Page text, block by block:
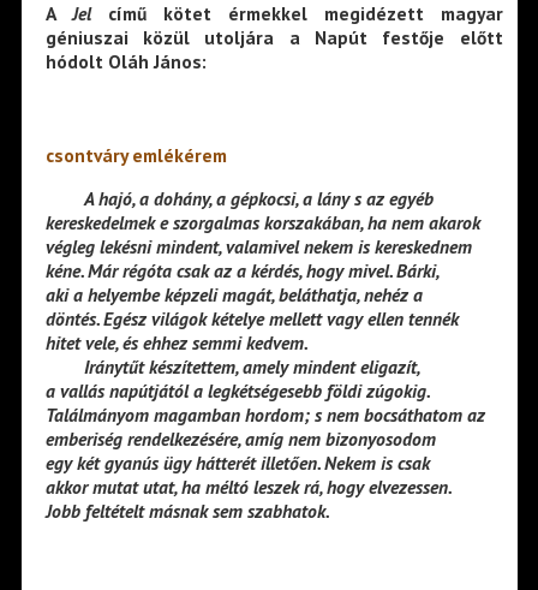
AJelcímű kötet érmekkel megidézett magyar
géniuszai közül utoljára a Napút festője előtt
hódolt Oláh János:
csontváry emlékérem
A hajó, a dohány, a gépkocsi, a lány s az egyéb
kereskedelmek e szorgalmas korszakában, ha nem akarok
végleg lekésni mindent, valamivel nekem is kereskednem
kéne. Már régóta csak az a kérdés, hogy mivel. Bárki,
aki a helyembe képzeli magát, beláthatja, nehéz a
döntés. Egész világok kételye mellett vagy ellen tennék
hitet vele, és ehhez semmi kedvem.
Iránytűt készítettem, amely mindent eligazít,
a vallás napútjától a legkétségesebb földi zúgokig.
Találmányom magamban hordom; s nem bocsáthatom az
emberiség rendelkezésére, amíg nem bizonyosodom
egy két gyanús ügy hátterét illetően. Nekem is csak
akkor mutat utat, ha méltó leszek rá, hogy elvezessen.
Jobb feltételt másnak sem szabhatok.